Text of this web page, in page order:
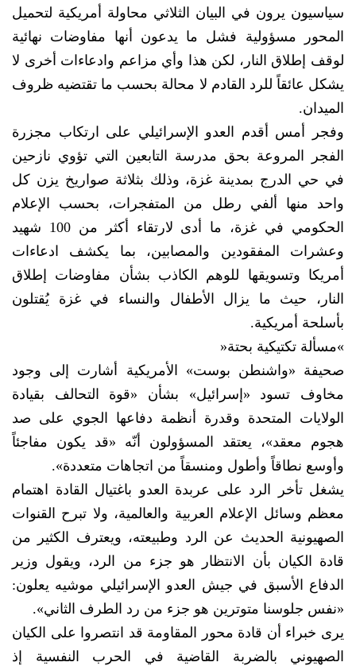
سياسيون يرون في البيان الثلاثي محاولة أمريكية لتحميل
المحور مسؤولية فشل ما يدعون أنها مفاوضات نهائية
لوقف إطلاق النار، لكن هذا وأي مزاعم وادعاءات أخرى لا
يشكل عائقاً للرد القادم لا محالة بحسب ما تقتضيه ظروف
الميدان.
وفجر أمس أقدم العدو الإسرائيلي على ارتكاب مجزرة
الفجر المروعة بحق مدرسة التابعين التي تؤوي نازحين
في حي الدرج بمدينة غزة، وذلك بثلاثة صواريخ يزن كل
واحد منها ألفي رطل من المتفجرات، بحسب الإعلام
الحكومي في غزة، ما أدى لارتقاء أكثر من 100 شهيد
وعشرات المفقودين والمصابين، بما يكشف ادعاءات
أمريكا وتسويقها للوهم الكاذب بشأن مفاوضات إطلاق
النار، حيث ما يزال الأطفال والنساء في غزة يُقتلون
بأسلحة أمريكية.
»مسألة تكتيكية بحتة«
صحيفة «واشنطن بوست» الأمريكية أشارت إلى وجود
مخاوف تسود «إسرائيل» بشأن «قوة التحالف بقيادة
الولايات المتحدة وقدرة أنظمة دفاعها الجوي على صد
هجوم معقد»، يعتقد المسؤولون أنّه «قد يكون مفاجئاً
وأوسع نطاقاً وأطول ومنسقاً من اتجاهات متعددة».
يشغل تأخر الرد على عربدة العدو باغتيال القادة اهتمام
معظم وسائل الإعلام العربية والعالمية، ولا تبرح القنوات
الصهيونية الحديث عن الرد وطبيعته، ويعترف الكثير من
قادة الكيان بأن الانتظار هو جزء من الرد، ويقول وزير
الدفاع الأسبق في جيش العدو الإسرائيلي موشيه يعلون:
«نفس جلوسنا متوترين هو جزء من رد الطرف الثاني».
يرى خبراء أن قادة محور المقاومة قد انتصروا على الكيان
الصهيوني بالضربة القاضية في الحرب النفسية إذ